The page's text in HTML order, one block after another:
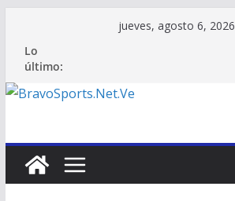
contenido
jueves, agosto 6, 2026
Lo
último: